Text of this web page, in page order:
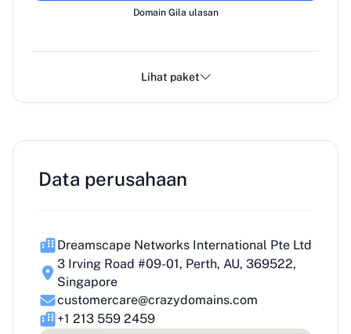
Domain Gila ulasan
Lihat paket
Data perusahaan
Dreamscape Networks International Pte Ltd
3 Irving Road #09-01, Perth, AU, 369522,
Singapore
customercare@crazydomains.com
+1 213 559 2459